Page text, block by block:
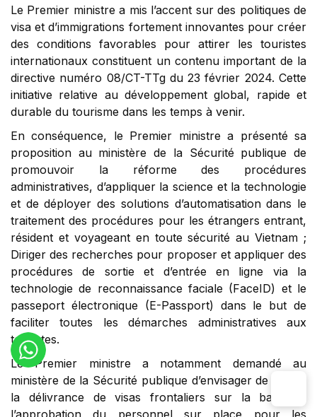
Le Premier ministre a mis l’accent sur des politiques de
visa et d’immigrations fortement innovantes pour créer
des conditions favorables pour attirer les touristes
internationaux constituent un contenu important de la
directive numéro 08/CT-TTg du 23 février 2024. Cette
initiative relative au développement global, rapide et
durable du tourisme dans les temps à venir.
En conséquence, le Premier ministre a présenté sa
proposition au ministère de la Sécurité publique de
promouvoir la réforme des procédures
administratives, d’appliquer la science et la technologie
et de déployer des solutions d’automatisation dans le
traitement des procédures pour les étrangers entrant,
résident et voyageant en toute sécurité au Vietnam ;
Diriger des recherches pour proposer et appliquer des
procédures de sortie et d’entrée en ligne via la
technologie de reconnaissance faciale (FaceID) et le
passeport électronique (E-Passport) dans le but de
faciliter toutes les démarches administratives aux
touristes.
Le Premier ministre a notamment demandé au
ministère de la Sécurité publique d’envisager de piloter
la délivrance de visas frontaliers sur la base de